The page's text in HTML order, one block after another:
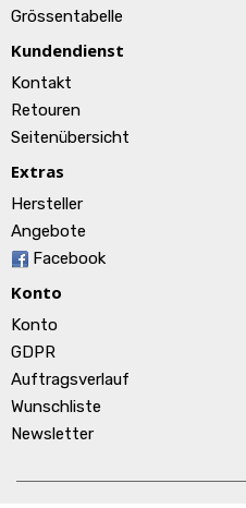
Grössentabelle
Kundendienst
Kontakt
Retouren
Seitenübersicht
Extras
Hersteller
Angebote
Facebook
Konto
Konto
GDPR
Auftragsverlauf
Wunschliste
Newsletter